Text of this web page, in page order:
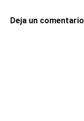
Deja un comentario